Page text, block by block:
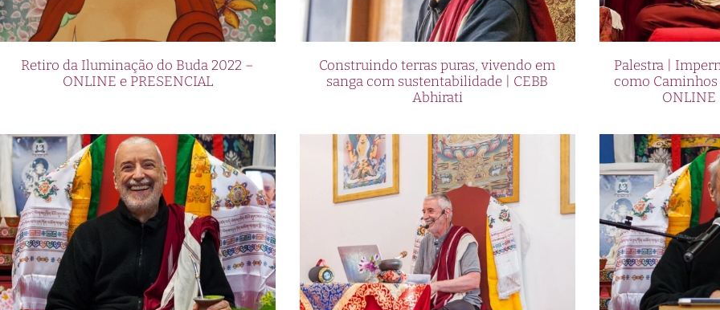
Retiro da Iluminação do Buda 2022 –
ONLINE e PRESENCIAL
Construindo terras puras, vivendo em
sanga com sustentabilidade | CEBB
Abhirati
Palestra |
como
ONLINE